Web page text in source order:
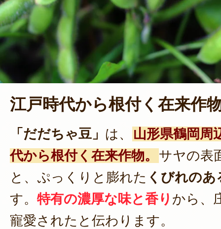
江戸時代から根付く在来作
「だだちゃ豆」 は、
山形県鶴岡周
代から根付く在来作物。 サヤの表
と、ぷっくりと膨れた くびれのあ
す。 特有の濃厚な味と香り から、
寵愛されたと伝わります。